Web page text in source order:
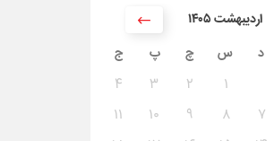
۱۴۰۵ اردیبهشت
د س چ پ ج
۱ ۲ ۳
۴
۷ ۸ ۹ ۱۰
۱۱